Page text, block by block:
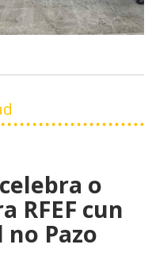
o
RFEF cun
Pazo